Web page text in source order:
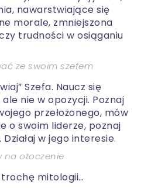
nawarstwiające się
morale, zmniejszona
trudności w osiąganiu
ze swoim szefem
Szefa. Naucz się
nie w opozycji. Poznaj
przełożonego, mów
o swoim liderze, poznaj
w jego interesie.
na otoczenie
mitologii…